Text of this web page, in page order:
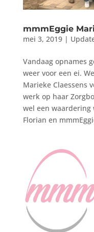
mmmEggie
mei 3, 2019|
Vandaag opnames
weer voor een ei.
Marieke Claessens
werk op haar
wel een waardering
Florian en